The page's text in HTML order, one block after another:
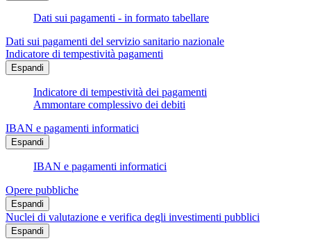
Dati sui pagamenti - in formato tabellare
Dati sui pagamenti del servizio sanitario nazionale
Indicatore di tempestività pagamenti
Espandi
Indicatore di tempestività dei pagamenti
Ammontare complessivo dei debiti
IBAN e pagamenti informatici
Espandi
IBAN e pagamenti informatici
Opere pubbliche
Espandi
Nuclei di valutazione e verifica degli investimenti pubblici
Espandi